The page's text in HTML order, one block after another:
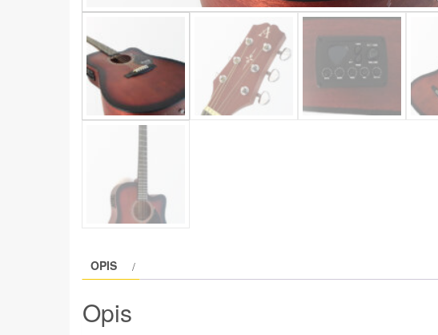
OPIS
Opis